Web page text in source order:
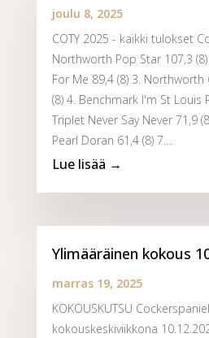
joulu 8, 2025
COTY 2025 - kaikki tulokset
Northworth Pop Star 107,3
For Me 89,4 (8) 3. Northworth
(8) 4. Benchmark I'm St Louis
Triplet Never Say Never 71,9
Pearl Doran 61,4 (8) 7....
Ylimääräinen kokous
marras 19, 2025
KOKOUSKUTSU
kokouskeskiviikkona